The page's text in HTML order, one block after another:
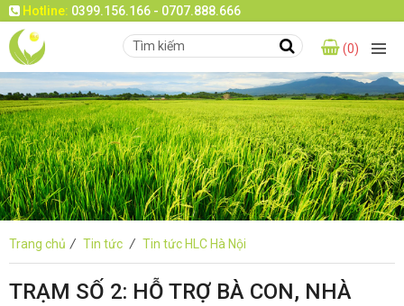
Hotline: 0399.156.166 - 0707.888.666
(0)
Trang chủ / Tin tức / Tin tức HLC Hà Nội
TRẠM SỐ 2: HỖ TRỢ BÀ CON, NHÀ